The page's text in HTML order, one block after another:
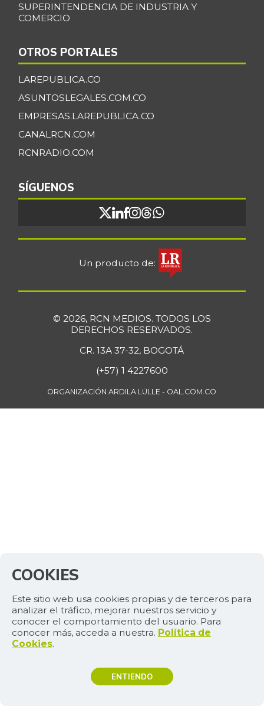
SUPERINTENDENCIA DE INDUSTRIA Y
COMERCIO
OTROS PORTALES
LAREPUBLICA.CO
ASUNTOSLEGALES.COM.CO
EMPRESAS.LAREPUBLICA.CO
CANALRCN.COM
RCNRADIO.COM
SÍGUENOS
Un producto de:
© 2026, RCN MEDIOS. TODOS LOS
DERECHOS RESERVADOS.
CR. 13A 37-32, BOGOTÁ
(+57) 1 4227600
ORGANIZACIÓN ARDILA LÜLLE - OAL.COM.CO
COOKIES
Este sitio web usa cookies propias y de terceros para
analizar el tráfico, mejorar nuestros servicio y
conocer el comportamiento del usuario. Para
conocer más, acceda a nuestra. Política de
Cookies.
ENTIENDO